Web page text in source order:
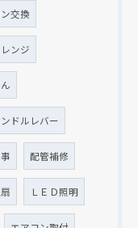
交換
ンジ
ドルレバー
配管補修
ＬＥＤ照明